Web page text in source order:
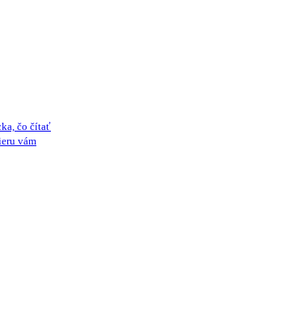
čo čítať
vám